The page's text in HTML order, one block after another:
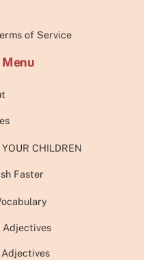
of Service
Menu
CHILDREN
Faster
Adjectives
Adjectives